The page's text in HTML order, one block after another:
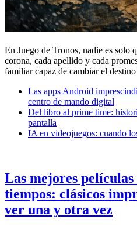
En Juego de Tronos, nadie es solo
corona, cada apellido y cada
familiar capaz de cambiar el
Las apps Android
centro de mando digital
Del libro al prime time:
pantalla
IA en videojuegos: cuando
Las mejores películas
tiempos: clásicos
ver una y otra vez